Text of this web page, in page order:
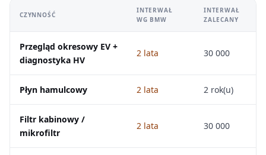
CZYNNOŚĆ
INTERWAŁ
WG BMW
INTERWAŁ
ZALECANY
Przegląd okresowy EV +
diagnostyka HV
2 lata 30 000
Płyn hamulcowy 2 lata 2 rok(u)
Filtr kabinowy /
mikrofiltr
2 lata 30 000